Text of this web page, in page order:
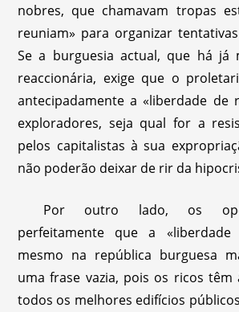
nobres, que chamavam tropas
reuniam» para organizar
Se a burguesia actual, que há já
reaccionária, exige que o
antecipadamente a «liberdade de
exploradores, seja qual for a
pelos capitalistas à sua
não poderão deixar de rir da
Por outro lado, os
perfeitamente que a
mesmo na república burguesa
uma frase vazia, pois os ricos têm
todos os melhores edifícios